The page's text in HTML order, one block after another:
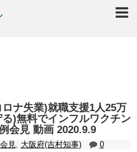
ナ失業)就職支援1人25万
る)無料でインフルワクチン
会見 動画 2020.9.9
会見, 大阪府(吉村知事)
0